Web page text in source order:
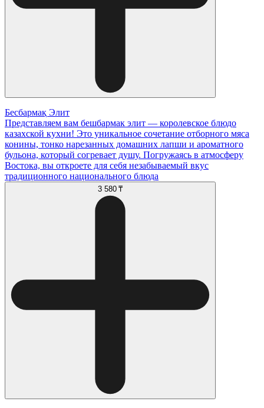
Бесбармақ Элит
Представляем вам бешбармак элит — королевское блюдо
казахской кухни! Это уникальное сочетание отборного мяса
конины, тонко нарезанных домашних лапши и ароматного
бульона, который согревает душу. Погружаясь в атмосферу
Востока, вы откроете для себя незабываемый вкус
традиционного национального блюда
3 580 ₸